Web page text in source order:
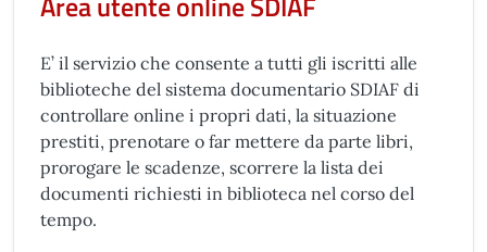
E’ il servizio che consente a tutti gli iscritti alle
biblioteche del sistema documentario SDIAF di
controllare online i propri dati, la situazione
prestiti, prenotare o far mettere da parte libri,
prorogare le scadenze, scorrere la lista dei
documenti richiesti in biblioteca nel corso del
tempo.